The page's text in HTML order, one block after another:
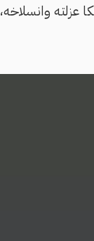
وانسلاخه،